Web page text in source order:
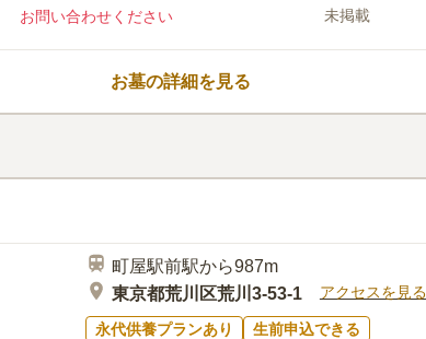
に座って行えたり、エレベーター
なお子様からお年寄りまで、どな
っています。本尊は「笹の団子の
枝にさした白団子を供えて祈願を
如来です。境内には大きなイチョ
60代男性
供花などは自宅で栽培している
も自宅からの持ち込みで対処しています
お問い合わせください 未掲載
お墓の詳細を見る
町屋駅前駅から987m
東京都荒川区荒川3-53-1
アクセスを見る
永代供養プランあり
生前申込できる